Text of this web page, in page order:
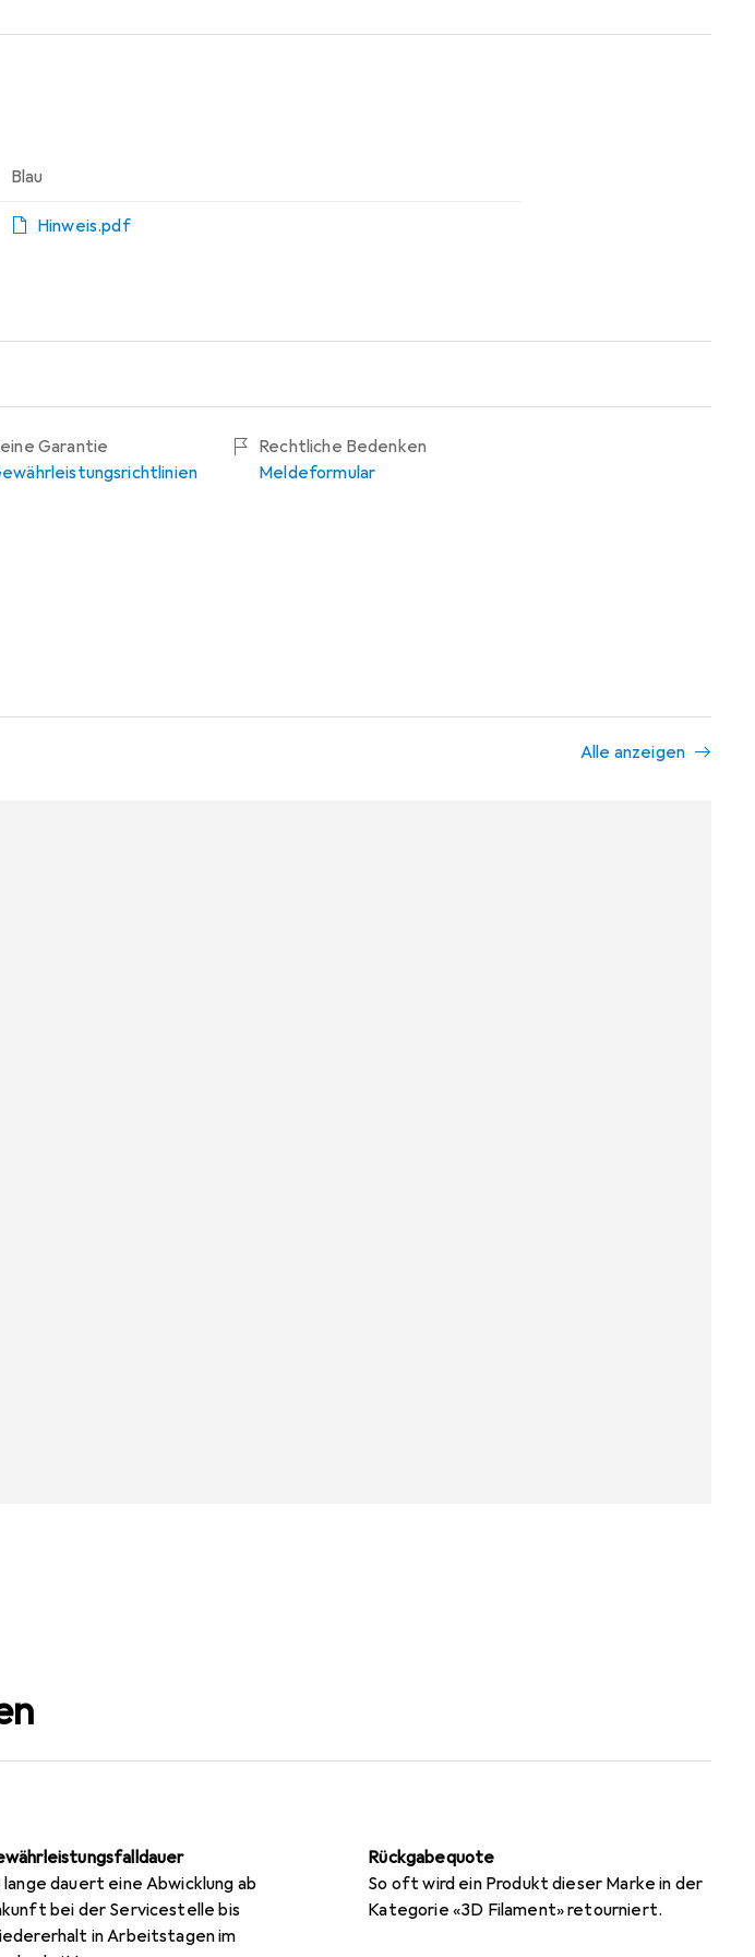
Blau
Hinweis.pdf
Garantie
Rechtliche Bedenken
Meldeformular
Alle anzeigen
lange dauert eine Abwicklung ab
bei der Servicestelle bis
in Arbeitstagen im
Rückgabequote
So oft wird ein Produkt dieser Marke in der
Kategorie «3D Filament» retourniert.